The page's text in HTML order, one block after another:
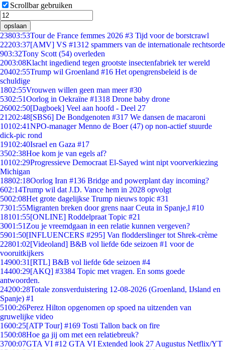
Scrollbar gebruiken
opslaan
23803:53Tour de France femmes 2026 #3 Tijd voor de borstcrawl
22203:37[AMV] VS #1312 spammers van de internationale rechtsorde
903:32Tony Scott (54) overleden
2003:08Klacht ingediend tegen grootste insectenfabriek ter wereld
20402:55Trump wil Groenland #16 Het opengrensbeleid is de
schuldige
1802:55Vrouwen willen geen man meer #30
5302:51Oorlog in Oekraïne #1318 Drone baby drone
26002:50[Dagboek] Veel aan hoofd - Deel 27
21202:48[SBS6] De Bondgenoten #317 We dansen de macaroni
10102:41NPO-manager Menno de Boer (47) op non-actief stuurde
dick-pic rond
19102:40Israel en Gaza #17
3502:38Hoe kom je van egels af?
10102:29Progressieve Democraat El-Sayed wint nipt voorverkiezing
Michigan
18802:18Oorlog Iran #136 Bridge and powerplant day incoming?
602:14Trump wil dat J.D. Vance hem in 2028 opvolgt
5002:08Het grote dagelijkse Trump nieuws topic #31
7301:55Migranten breken door grens naar Ceuta in Spanje,l #10
18101:55[ONLINE] Roddelpraat Topic #21
3001:51 Zou je vreemdgaan in een relatie kunnen vergeven?
5901:50[INFLUENCERS #295] Van flodderslinger tot Shrek-crème
22801:02[Videoland] B&B vol liefde 6de seizoen #1 voor de
vooruitkijkers
14900:31 [RTL] B&B vol liefde 6de seizoen #4
14400:29[AKQ] #3384 Topic met vragen. En soms goede
antwoorden.
24200:28Totale zonsverduistering 12-08-2026 (Groenland, IJsland en
Spanje) #1
5100:26Perez Hilton opgenomen op spoed na uitzenden van
gruwelijke video
1600:25[ATP Tour] #169 Tosti Tallon back on fire
1500:08Hoe ga jij om met een relatiebreuk?
3700:07GTA VI #12 GTA VI Extended look 27 Augustus Netflix/YT